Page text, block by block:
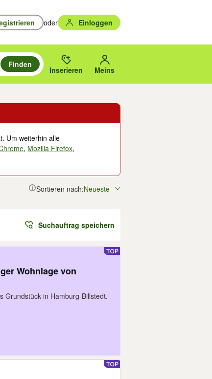
oder Einloggen
und mit Eingabetaste auswählen.
zu suchen, oder Vorschläge mit den Pfeiltasten nach oben/
gewählten Orts oder PLZ.
Finden
Inserieren Meins
Um weiterhin alle
, Mozilla Firefox,
Sortieren nach:Neueste
Suchauftrag speichern
Wohnlage von
Grundstück in Hamburg-Billstedt.